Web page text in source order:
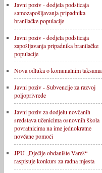
Javni poziv - dodjela podsticaja
samozapošljavanja pripadnika
branilačke populacije
Javni poziv - dodjela podsticaja
zapošljavanja pripadnika branilačke
populacije
Nova odluka o komunalnim taksama
Javni poziv - Subvencije za razvoj
poljoprivrede
Javni poziv za dodjelu novčanih
sredstava učenicima osnovnih škola
povratnicima na ime jednokratne
novčane pomoći
JPU „Dječije obdanište Vareš“
raspisuje konkurs za radna mjesta